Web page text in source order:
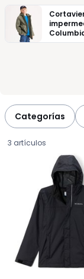
Categorías
3 artículos